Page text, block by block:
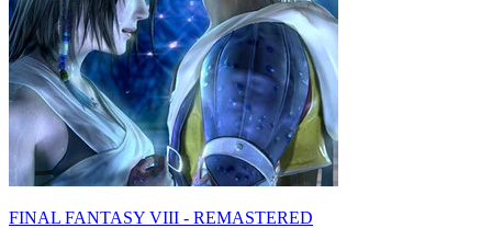
FINAL FANTASY VIII - REMASTERED